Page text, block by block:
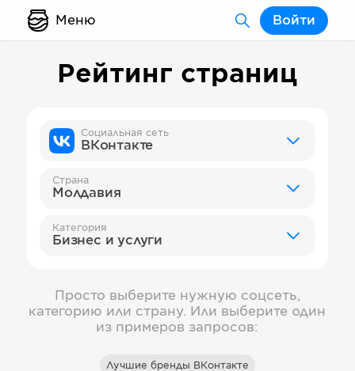
Меню Войти
Рейтинг страниц
Социальная сеть
ВКонтакте
Страна
Молдавия
Категория
Бизнес и услуги
Просто выберите нужную соцсеть,
категорию или страну. Или выберите один
из примеров запросов:
Лучшие бренды ВКонтакте